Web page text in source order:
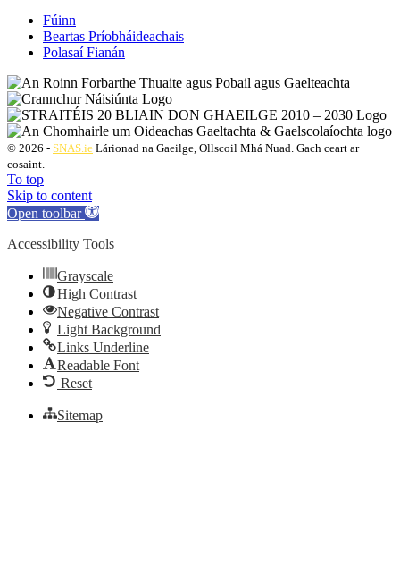
Fúinn
Beartas Príobháideachais
Polasaí Fianán
© 2026 - SNAS.ie Lárionad na Gaeilge, Ollscoil Mhá Nuad. Gach ceart ar
cosaint.
To top
Skip to content
Open toolbar
Accessibility Tools
Grayscale
High Contrast
Negative Contrast
Light Background
Links Underline
Readable Font
Reset
Sitemap